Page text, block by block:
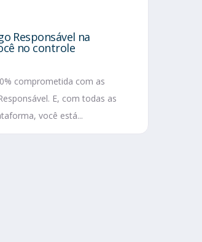
Responsável na
no controle
comprometida com as
E, com todas as
você está...